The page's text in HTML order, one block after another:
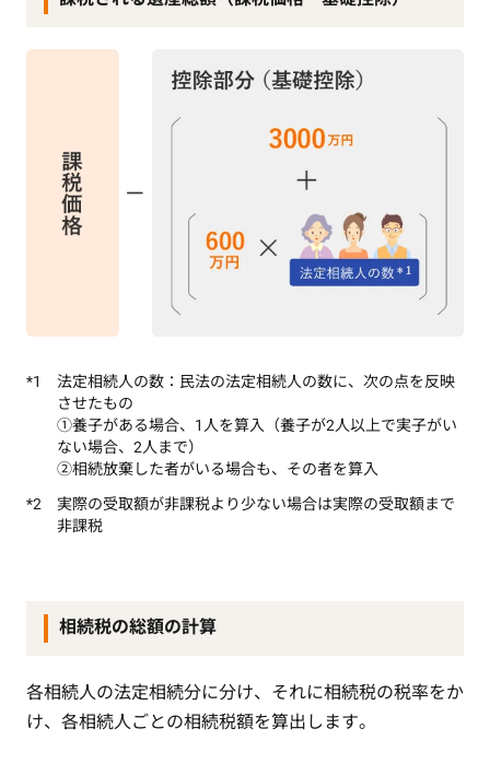
*1 法定相続人の数：民法の法定相続人の数に、次の点を反映
させたもの
①養子がある場合、1人を算入（養子が2人以上で実子がい
ない場合、2人まで）
②相続放棄した者がいる場合も、その者を算入
*2 実際の受取額が非課税より少ない場合は実際の受取額まで
非課税
相続税の総額の計算
各相続人の法定相続分に分け、それに相続税の税率をか
け、各相続人ごとの相続税額を算出します。